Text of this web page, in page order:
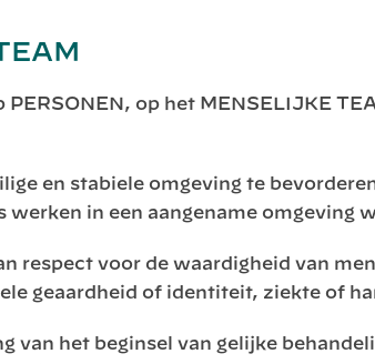
op het MENSELIJKE
en stabiele omgeving te
in een aangename omgeving
respect voor de waardigheid van
geaardheid of identiteit, ziekte of
van het beginsel van gelijke